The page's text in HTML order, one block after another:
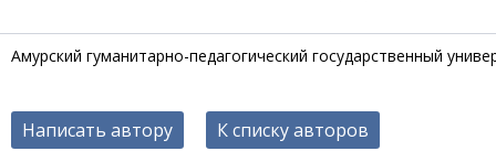
Амурский гуманитарно-педагогический государственный
Написать автору К списку авторов